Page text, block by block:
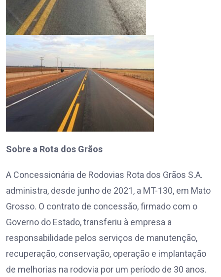
Sobre a Rota dos Grãos
A Concessionária de Rodovias Rota dos Grãos S.A.
administra, desde junho de 2021, a MT-130, em Mato
Grosso. O contrato de concessão, firmado com o
Governo do Estado, transferiu à empresa a
responsabilidade pelos serviços de manutenção,
recuperação, conservação, operação e implantação
de melhorias na rodovia por um período de 30 anos.